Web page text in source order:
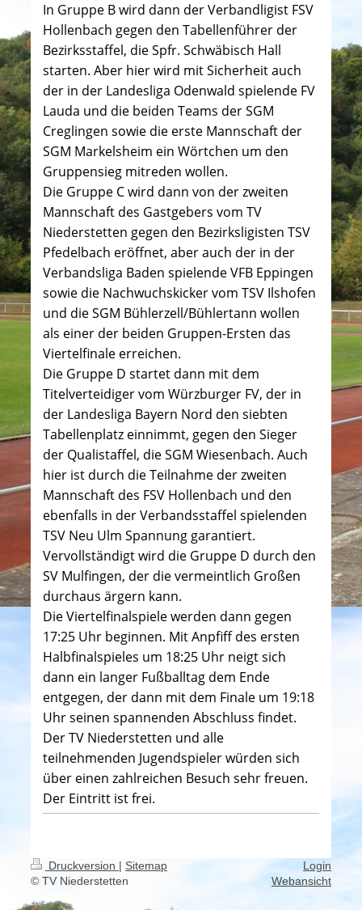
In Gruppe B wird dann der Verbandligist FSV
Hollenbach gegen den Tabellenführer der
Bezirksstaffel, die Spfr. Schwäbisch Hall
starten. Aber hier wird mit Sicherheit auch
der in der Landesliga Odenwald spielende FV
Lauda und die beiden Teams der SGM
Creglingen sowie die erste Mannschaft der
SGM Markelsheim ein Wörtchen um den
Gruppensieg mitreden wollen.
Die Gruppe C wird dann von der zweiten
Mannschaft des Gastgebers vom TV
Niederstetten gegen den Bezirksligisten TSV
Pfedelbach eröffnet, aber auch der in der
Verbandsliga Baden spielende VFB Eppingen
sowie die Nachwuchskicker vom TSV Ilshofen
und die SGM Bühlerzell/Bühlertann wollen
als einer der beiden Gruppen-Ersten das
Viertelfinale erreichen.
Die Gruppe D startet dann mit dem
Titelverteidiger vom Würzburger FV, der in
der Landesliga Bayern Nord den siebten
Tabellenplatz einnimmt, gegen den Sieger
der Qualistaffel, die SGM Wiesenbach. Auch
hier ist durch die Teilnahme der zweiten
Mannschaft des FSV Hollenbach und den
ebenfalls in der Verbandsstaffel spielenden
TSV Neu Ulm Spannung garantiert.
Vervollständigt wird die Gruppe D durch den
SV Mulfingen, der die vermeintlich Großen
durchaus ärgern kann.
Die Viertelfinalspiele werden dann gegen
17:25 Uhr beginnen. Mit Anpfiff des ersten
Halbfinalspieles um 18:25 Uhr neigt sich
dann ein langer Fußballtag dem Ende
entgegen, der dann mit dem Finale um 19:18
Uhr seinen spannenden Abschluss findet.
Der TV Niederstetten und alle
teilnehmenden Jugendspieler würden sich
über einen zahlreichen Besuch sehr freuen.
Der Eintritt ist frei.
Druckversion | Sitemap
© TV Niederstetten
Login
Webansicht